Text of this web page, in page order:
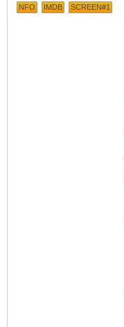
NFO IMDB SCREEN#1